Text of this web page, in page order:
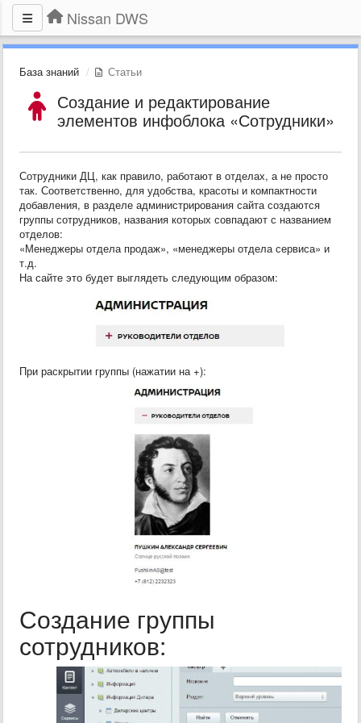
Nissan DWS
База знаний Статьи
Создание и редактирование
элементов инфоблока «Сотрудники»
Сотрудники ДЦ, как правило, работают в отделах, а не просто
так. Соответственно, для удобства, красоты и компактности
добавления, в разделе администрирования сайта создаются
группы сотрудников, названия которых совпадают с названием
отделов:
«Менеджеры отдела продаж», «менеджеры отдела сервиса» и
т.д.
На сайте это будет выглядеть следующим образом:
При раскрытии группы (нажатии на +):
Создание группы
сотрудников: